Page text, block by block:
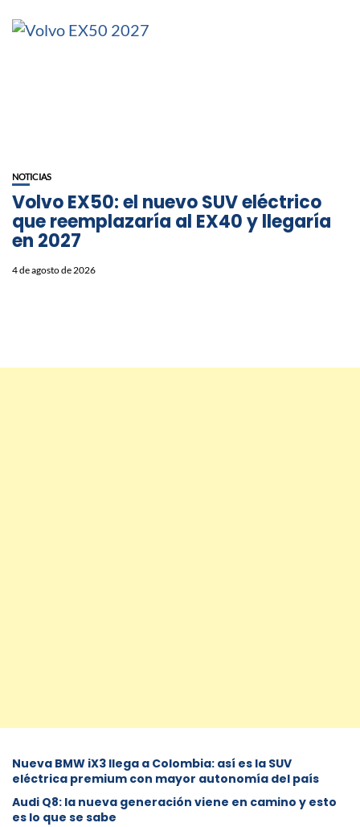
NOTICIAS
Volvo EX50: el nuevo SUV eléctrico
que reemplazaría al EX40 y llegaría
en 2027
4 de agosto de 2026
Nueva BMW iX3 llega a Colombia: así es la SUV
eléctrica premium con mayor autonomía del país
Audi Q8: la nueva generación viene en camino y esto
es lo que se sabe